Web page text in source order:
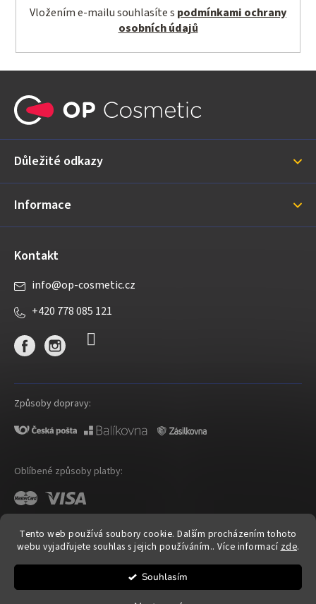
Tento web používá soubory cookie. Dalším procházením tohoto
webu vyjadřujete souhlas s jejich používáním.. Více informací zde.
Souhlasím
Vložením e-mailu souhlasíte s podmínkami ochrany
osobních údajů
a
í
Důležité odkazy
Informace
Kontakt
info@op-cosmetic.cz
+420 778 085 121
Způsoby dopravy:
Oblíbené způsoby platby:
Shoptet |mime digital
Copyright 2026OP Cosmetic. Všechna práva vyhrazena.